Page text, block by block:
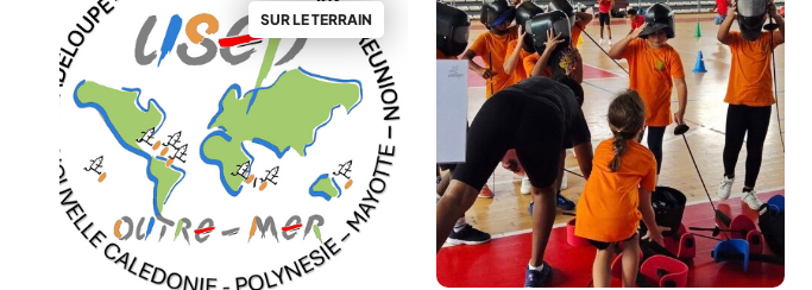
SUR LE TERRAIN